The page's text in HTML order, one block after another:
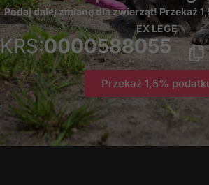
Podaj dalej zmianę dla zwierząt! Przekaż
EX LEGE
KRS:0000588055
Przekaż 1,5%